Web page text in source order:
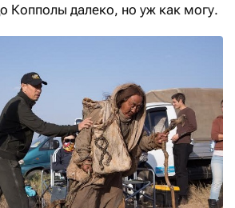
Копполы далеко, но уж как могу.